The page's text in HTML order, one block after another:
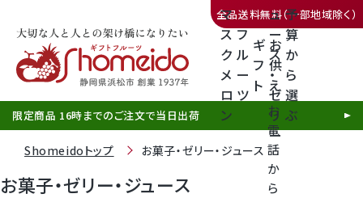
全品送料無料（一部地域除く）
マ
ス
ク
メ
ロ
ン
フ
ル
ー
ツ
ギ
フ
ト
お
供
え
ュ
ー
ス
・
ゼ
リ
ー
予
算
か
ら
選
ぶ
お
電
話
か
ら
限定商品 16時までのご注文で当日出荷
Shomeidoトップ お菓子・ゼリー・ジュース
お菓子・ゼリー・ジュース